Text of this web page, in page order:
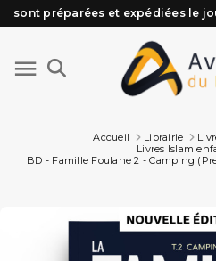
sont préparées et expédiées le
Besoin d'aide ? Retrouvez notre
Livraison offerte à partir de 89€
Les Commandes passées avant
Accueil Librairie
Livres Islam
BD - Famille Foulane 2 - Camping